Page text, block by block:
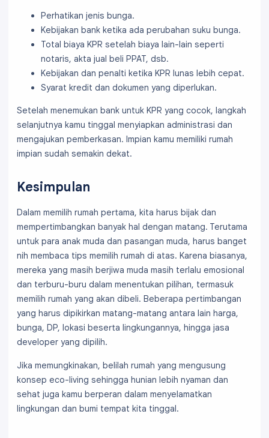
Perhatikan jenis bunga.
Kebijakan bank ketika ada perubahan suku bunga.
Total biaya KPR setelah biaya lain-lain seperti
notaris, akta jual beli PPAT, dsb.
Kebijakan dan penalti ketika KPR lunas lebih cepat.
Syarat kredit dan dokumen yang diperlukan.
Setelah menemukan bank untuk KPR yang cocok, langkah
selanjutnya kamu tinggal menyiapkan administrasi dan
mengajukan pemberkasan. Impian kamu memiliki rumah
impian sudah semakin dekat.
Kesimpulan
Dalam memilih rumah pertama, kita harus bijak dan
mempertimbangkan banyak hal dengan matang. Terutama
untuk para anak muda dan pasangan muda, harus banget
nih membaca tips memilih rumah di atas. Karena biasanya,
mereka yang masih berjiwa muda masih terlalu emosional
dan terburu-buru dalam menentukan pilihan, termasuk
memilih rumah yang akan dibeli. Beberapa pertimbangan
yang harus dipikirkan matang-matang antara lain harga,
bunga, DP, lokasi beserta lingkungannya, hingga jasa
developer yang dipilih.
Jika memungkinakan, belilah rumah yang mengusung
konsep eco-living sehingga hunian lebih nyaman dan
sehat juga kamu berperan dalam menyelamatkan
lingkungan dan bumi tempat kita tinggal.